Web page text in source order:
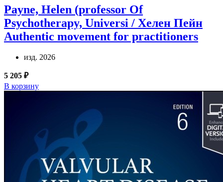
Payne, Helen (professor Of
Psychotherapy, Universi / Хелен Пейн
Authentic movement for practitioners
изд. 2026
5 205 ₽
В корзину